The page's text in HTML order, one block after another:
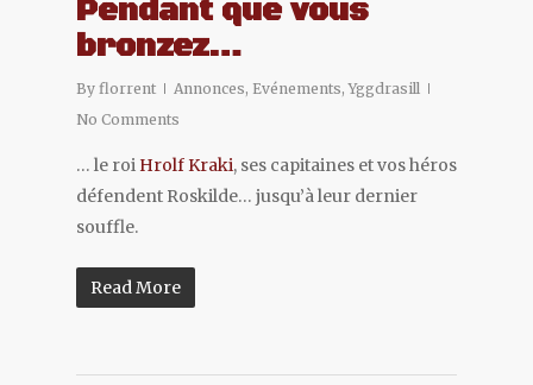
Pendant que vous
bronzez…
By florrent Annonces, Evénements,Yggdrasill
No Comments
… le roi Hrolf Kraki, ses capitaines et vos héros
défendent Roskilde… jusqu’à leur dernier
souffle.
Read More